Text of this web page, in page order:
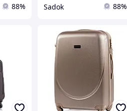
88% Sadok 88%